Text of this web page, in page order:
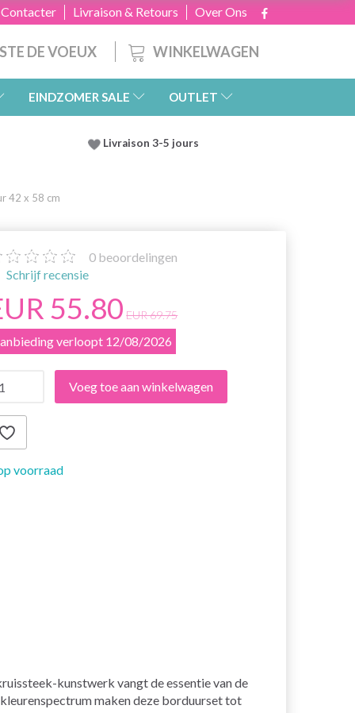
Over Ons
Livraison & Retours
WINKELWAGEN
DE VOEUX
EINDZOMER SALE OUTLET
Livraison 3-5 jours
42 x 58 cm
0 beoordelingen
Schrijf recensie
55.80 EUR 69.75
verloopt 12/08/2026
Voeg toe aan winkelwagen
voorraad
kunstwerk vangt de essentie van de
maken deze borduurset tot